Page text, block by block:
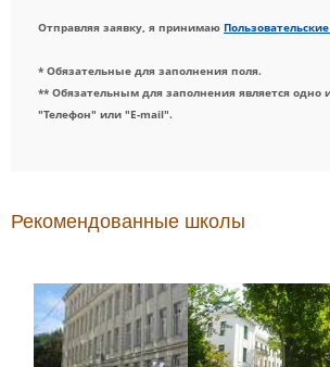
Отправляя заявку, я принимаю
* Обязательные для заполнения поля.
** Обязательным для заполнения является одно
"Телефон" или "E-mail".
Рекомендованные школы